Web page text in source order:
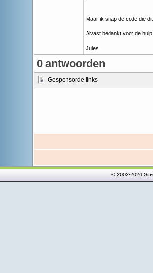
Maar ik snap de code die
Alvast bedankt voor de hulp,
Jules
0 antwoorden
Gesponsorde links
© 2002-2026